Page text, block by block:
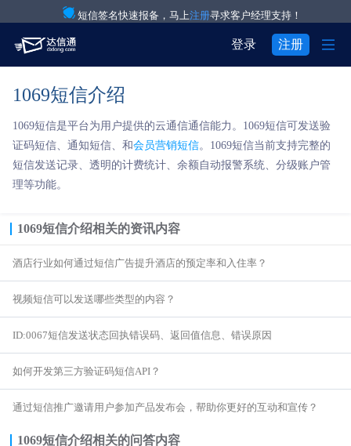
短信签名快速报备，马上注册寻求客户经理支持！
登录 注册 
产品与服务 
验证码通知短信
营销短信
语音验证码
解决方案 
 IT互联网行业
 房产行业

关于我们 
注册
用户中心 
1069短信介绍
1069短信是平台为用户提供的云通信通信能力。1069短信可发送验
证码短信、通知短信、和会员营销短信。1069短信当前支持完整的
短信发送记录、透明的计费统计、余额自动报警系统、分级账户管
理等功能。
1069短信介绍相关的资讯内容
酒店行业如何通过短信广告提升酒店的预定率和入住率？
视频短信可以发送哪些类型的内容？
ID:0067短信发送状态回执错误码、返回值信息、错误原因
如何开发第三方验证码短信API？
通过短信推广邀请用户参加产品发布会，帮助你更好的互动和宣传？
1069短信介绍相关的问答内容